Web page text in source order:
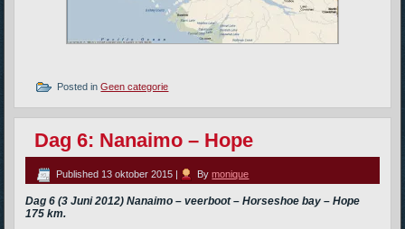
Posted in Geen categorie
Dag 6: Nanaimo – Hope
Published 13 oktober 2015 | By monique
Dag 6 (3 Juni 2012) Nanaimo – veerboot – Horseshoe bay – Hope
175 km.